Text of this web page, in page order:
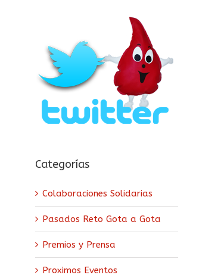
Categorías
Colaboraciones Solidarias
Pasados Reto Gota a Gota
Premios y Prensa
Proximos Eventos